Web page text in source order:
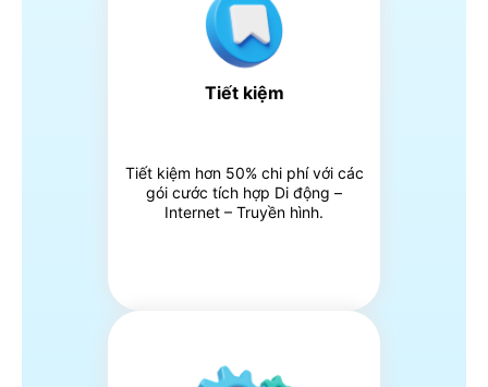
Tiết kiệm
Tiết kiệm hơn 50% chi phí với các
gói cước tích hợp Di động –
Internet – Truyền hình.